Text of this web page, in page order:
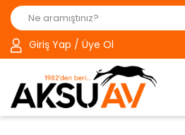
Giriş Yap / Üye Ol